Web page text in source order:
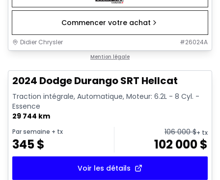
Commencer votre achat
Didier Chrysler #26024A
Mention légale
2024 Dodge Durango SRT Hellcat
Traction intégrale, Automatique, Moteur: 6.2L - 8 Cyl. -
Essence
29 744 km
Par semaine + tx
345$
106 000$+ tx
102 000$
Voir les détails